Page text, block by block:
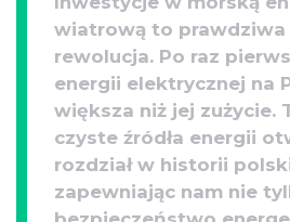
wiatrową to prawdziwa
rewolucja. Po raz
energii elektrycznej na
większa niż jej zużycie.
czyste źródła energii
rozdział w historii
zapewniając nam nie